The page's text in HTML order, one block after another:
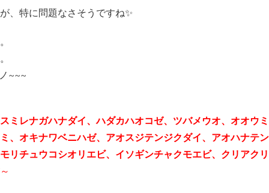
、特に問題なさそうですね✨
~~~
ミレナガハナダイ、ハダカハオコゼ、ツバメウオ、オオウミ
、オキナワベニハゼ、アオスジテンジクダイ、 アオハナテ
リチュウコシオリエビ、 イソギンチャクモエビ、クリアク